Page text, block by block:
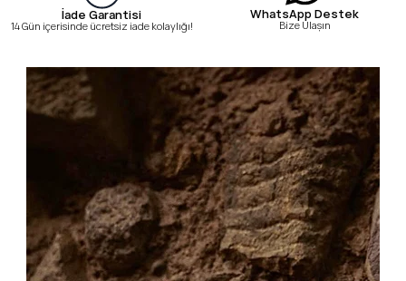
İade Garantisi
14 Gün içerisinde ücretsiz iade kolaylığı!
WhatsApp Destek
Bize Ulaşın